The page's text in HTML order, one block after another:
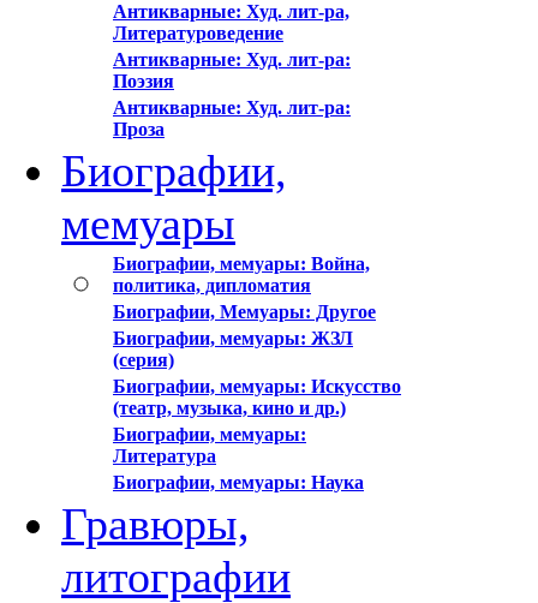
Антикварные: Худ. лит-ра,
Литературоведение
Антикварные: Худ. лит-ра:
Поэзия
Антикварные: Худ. лит-ра:
Проза
Биографии,
мемуары
Биографии, мемуары: Война,
политика, дипломатия
Биографии, Мемуары: Другое
Биографии, мемуары: ЖЗЛ
(серия)
Биографии, мемуары: Искусство
(театр, музыка, кино и др.)
Биографии, мемуары:
Литература
Биографии, мемуары: Наука
Гравюры,
литографии